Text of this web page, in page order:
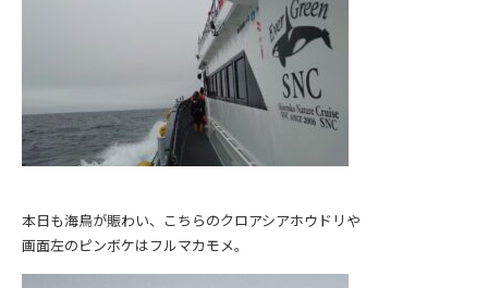
本日も海鳥が賑わい、こちらのクロアシアホウドリや
画面左のピンボケはフルマカモメ。